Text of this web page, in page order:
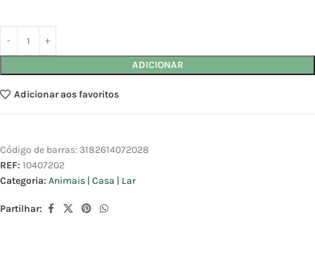
ADICIONAR
Adicionar aos favoritos
Código de barras: 3182614072028
REF: 10407202
Categoria: Animais | Casa | Lar
Partilhar: